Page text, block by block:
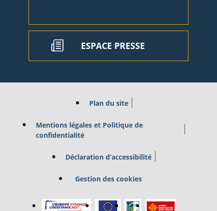
ESPACE PRESSE
Plan du site
Mentions légales et Politique de
confidentialité
Déclaration d’accessibilité
Gestion des cookies